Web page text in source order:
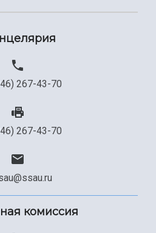
267-43-70
267-43-70
комиссия